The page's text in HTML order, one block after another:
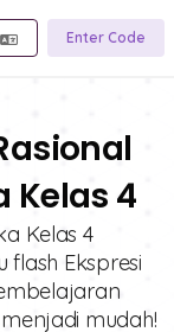
Enter Code
Kelas 4
Kelas 4
flash Ekspresi
mudah!